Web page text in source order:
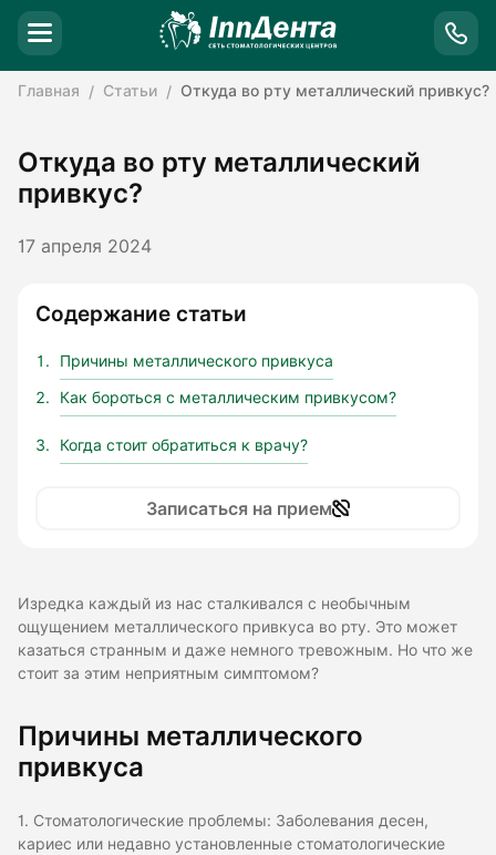
Главная Статьи Откуда во рту металлический привкус?
Откуда во рту металлический
привкус?
17 апреля 2024
Содержание статьи
Причины металлического привкуса
Как бороться с металлическим привкусом?
Когда стоит обратиться к врачу?
Записаться на прием
Изредка каждый из нас сталкивался с необычным
ощущением металлического привкуса во рту. Это может
казаться странным и даже немного тревожным. Но что же
стоит за этим неприятным симптомом?
Причины металлического
привкуса
1. Стоматологические проблемы: Заболевания десен,
кариес или недавно установленные стоматологические